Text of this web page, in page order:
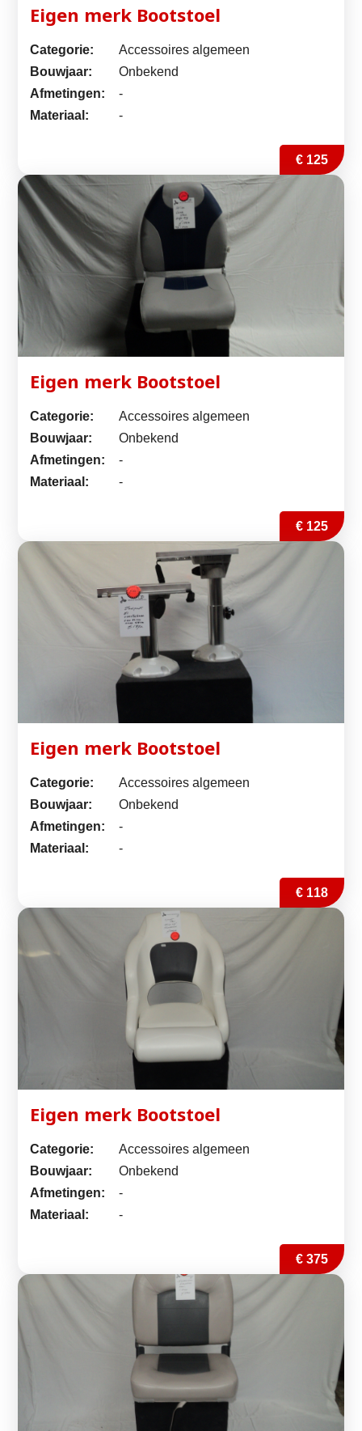
Eigen merk Bootstoel
Categorie:
Accessoires algemeen
Bouwjaar:
Onbekend
Afmetingen:
-
Materiaal:
-
€ 125
Eigen merk Bootstoel
Categorie:
Accessoires algemeen
Bouwjaar:
Onbekend
Afmetingen:
-
Materiaal:
-
€ 125
Eigen merk Bootstoel
Categorie:
Accessoires algemeen
Bouwjaar:
Onbekend
Afmetingen:
-
Materiaal:
-
€ 118
Eigen merk Bootstoel
Categorie:
Accessoires algemeen
Bouwjaar:
Onbekend
Afmetingen:
-
Materiaal:
-
€ 375